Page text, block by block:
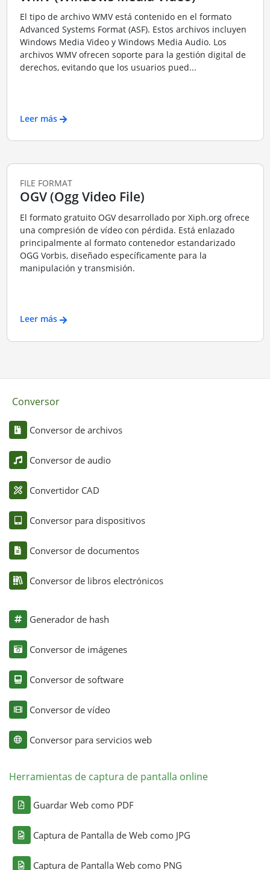
El tipo de archivo WMV está contenido en el formato
Advanced Systems Format (ASF). Estos archivos incluyen
Windows Media Video y Windows Media Audio. Los
archivos WMV ofrecen soporte para la gestión digital de
derechos, evitando que los usuarios pued...
Leer más
FILE FORMAT
OGV (Ogg Video File)
El formato gratuito OGV desarrollado por Xiph.org ofrece
una compresión de vídeo con pérdida. Está enlazado
principalmente al formato contenedor estandarizado
OGG Vorbis, diseñado específicamente para la
manipulación y transmisión.
Leer más
Conversor
Conversor de archivos
Conversor de audio
Convertidor CAD
Conversor para dispositivos
Conversor de documentos
Conversor de libros electrónicos
Generador de hash
Conversor de imágenes
Conversor de software
Conversor de vídeo
Conversor para servicios web
Herramientas de captura de pantalla online
Guardar Web como PDF
Captura de Pantalla de Web como JPG
Captura de Pantalla Web como PNG